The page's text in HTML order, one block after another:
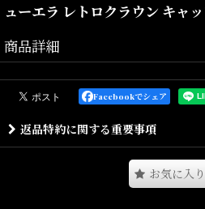
ューエラ レトロクラウン キャ
商品詳細
NEW ERA 9FORTYをベースに、より
したクラシックなシルエットのレトロ
サイズ調整可能なアジャスター部分に
が付属。
Facebookでシェア
返品特約に関する重要事項
お気に入